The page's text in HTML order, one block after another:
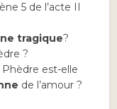
5 de l’acte II
tragique?
?
Phèdre est-elle
de l’amour ?